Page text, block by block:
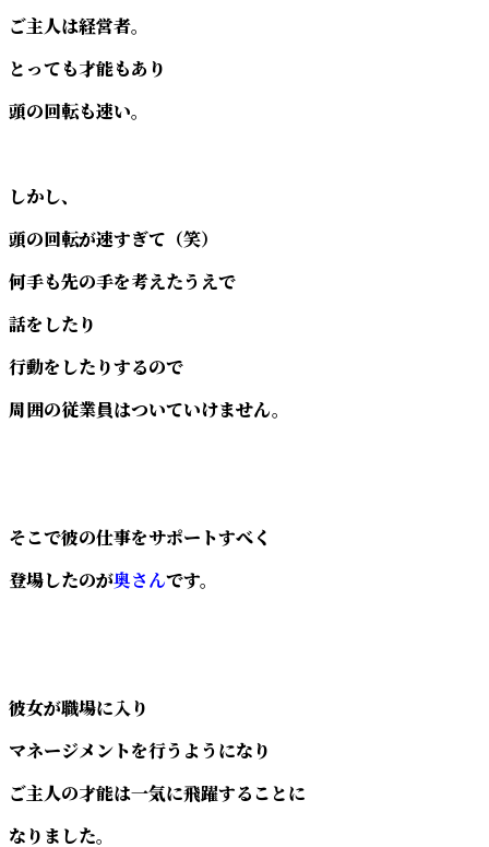
ご主人は経営者。
とっても才能もあり
頭の回転も速い。
しかし、
頭の回転が速すぎて（笑）
何手も先の手を考えたうえで
話をしたり
行動をしたりするので
周囲の従業員はついていけません。
そこで彼の仕事をサポートすべく
登場したのが奥さんです。
彼女が職場に入り
マネージメントを行うようになり
ご主人の才能は一気に飛躍することに
なりました。